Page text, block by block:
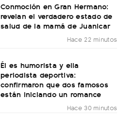
Conmoción en Gran Hermano:
revelan el verdadero estado de
salud de la mamá de Juanicar
Hace 22 minutos
Él es humorista y ella
periodista deportiva:
confirmaron que dos famosos
están iniciando un romance
Hace 30 minutos